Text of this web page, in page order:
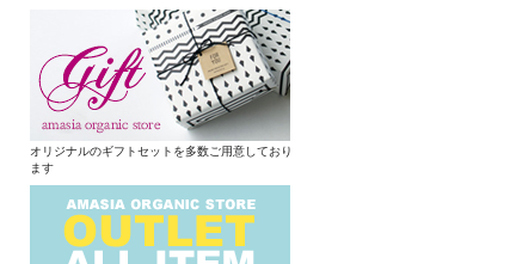
オリジナルのギフトセットを多数ご用意しており
ます